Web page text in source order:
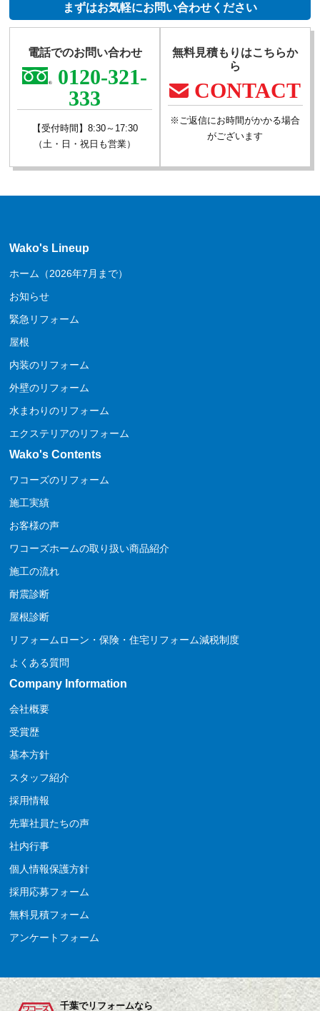
まずはお気軽にお問い合わせください
電話でのお問い合わせ
0120-321-
333
【受付時間】8:30～17:30
（土・日・祝日も営業）
無料見積もりはこちらか
ら
CONTACT
※ご返信にお時間がかかる場合
がございます
Wako's Lineup
ホーム（2026年7月まで）
お知らせ
緊急リフォーム
屋根
内装のリフォーム
外壁のリフォーム
水まわりのリフォーム
エクステリアのリフォーム
Wako's Contents
ワコーズのリフォーム
施工実績
お客様の声
ワコーズホームの取り扱い商品紹介
施工の流れ
耐震診断
屋根診断
リフォームローン・保険・住宅リフォーム減税制度
よくある質問
Company Information
会社概要
受賞歴
基本方針
スタッフ紹介
採用情報
先輩社員たちの声
社内行事
個人情報保護方針
採用応募フォーム
無料見積フォーム
アンケートフォーム
千葉でリフォームなら